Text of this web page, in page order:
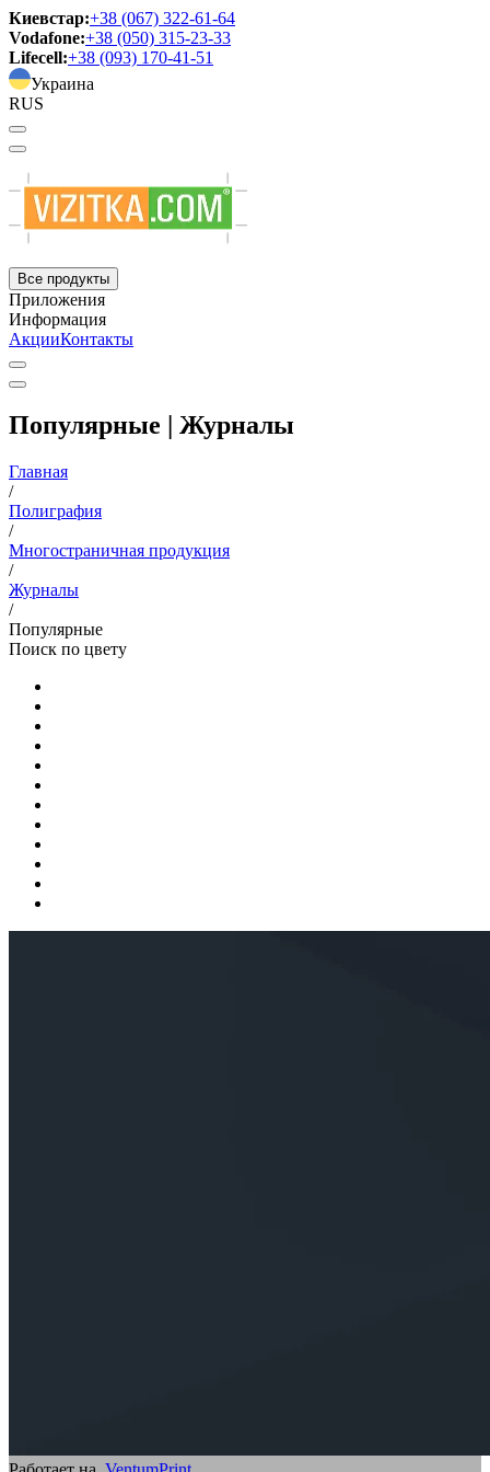
Киевстар:+38 (067) 322-61-64
Vodafone:+38 (050) 315-23-33
Lifecell:+38 (093) 170-41-51
Украина
RUS
Все продукты
Приложения
Информация
АкцииКонтакты
Популярные | Журналы
Главная
/
Полиграфия
/
Многостраничная продукция
/
Журналы
/
Популярные
Поиск по цвету